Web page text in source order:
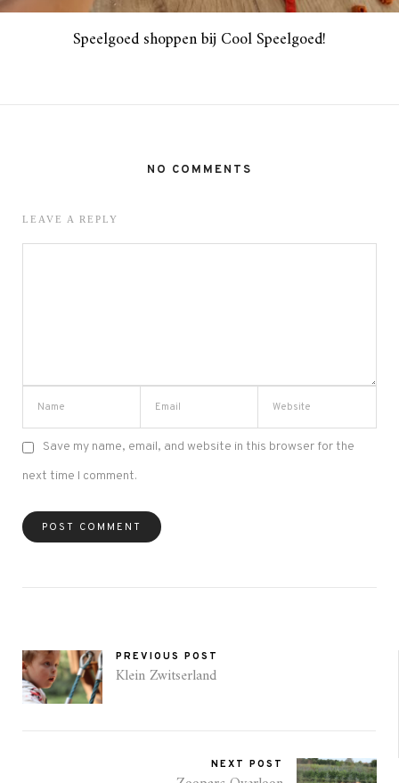
Speelgoed shoppen bij Cool Speelgoed!
NO COMMENTS
LEAVE A REPLY
Save my name, email, and website in this browser for the
next time I comment.
PREVIOUS POST
Klein Zwitserland
NEXT POST